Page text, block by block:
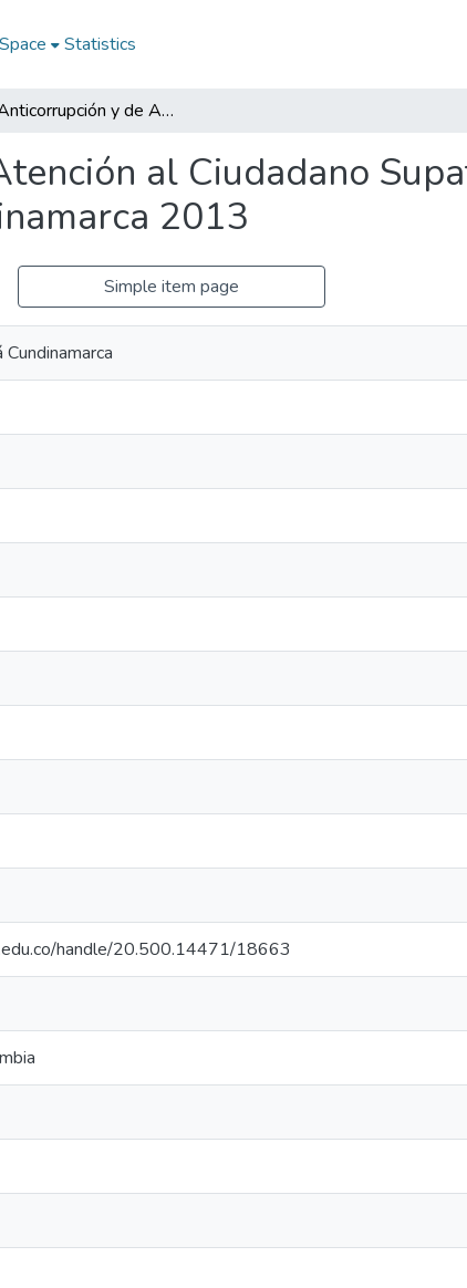
Statistics
Plan Anticorrupción y de Atención al Ciudadano Supatá Cundinamarca 2013: PAAC Supatá Cundinamarca 2013
al Ciudadano
2013
Simple item page
handle/20.500.14471/18663